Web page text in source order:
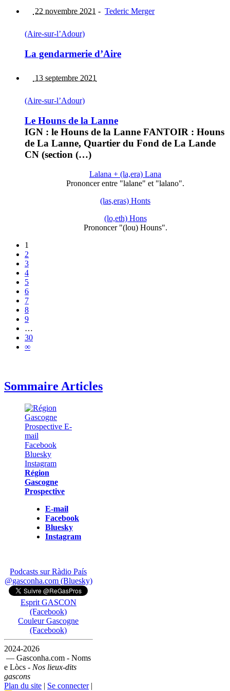
22 novembre 2021 - Tederic Merger
(Aire-sur-l’Adour)
La gendarmerie d’Aire
13 septembre 2021
(Aire-sur-l’Adour)
Le Houns de la Lanne
IGN : le Houns de la Lanne FANTOIR : Houns
de La Lanne, Quartier du Fond de La Lande
CN (section (…)
Lalana + (la,era) Lana
Prononcer entre "lalane" et "lalano".
(las,eras) Honts
(lo,eth) Hons
Prononcer "(lou) Houns".
1
2
3
4
5
6
7
8
9
…
30
∞
Sommaire Articles
Région
Gascogne
Prospective
E-mail
Facebook
Bluesky
Instagram
Podcasts sur Ràdio País
@gasconha.com (Bluesky)
Esprit GASCON
(Facebook)
Couleur Gascogne
(Facebook)
2024-2026
— Gasconha.com - Noms
e Lòcs - Nos lieux-dits
gascons
Plan du site | Se connecter|